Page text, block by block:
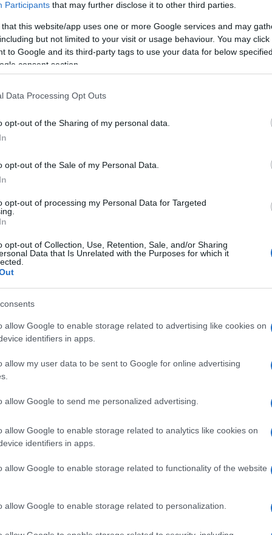
Participants that may further disclose it to other third parties.
that this website/app uses one or more Google services and may
but not limited to your visit or usage behaviour. You may
to Google and its third-party tags to use your data for below
consent section.
Data Processing Opt Outs
opt-out of the Sharing of my personal data.
opt-out of the Sale of my Personal Data.
opt-out of processing my Personal Data for Targeted
opt-out of Collection, Use, Retention, Sale, and/or Sharing
Data that Is Unrelated with the Purposes for which it
allow Google to enable storage related to advertising like cookies on
identifiers in apps.
allow my user data to be sent to Google for online advertising
allow Google to send me personalized advertising.
allow Google to enable storage related to analytics like cookies on
identifiers in apps.
allow Google to enable storage related to functionality of the website
allow Google to enable storage related to personalization.
Ευρωπαϊκής Ένωσης, Ελλάδα και
αξιώσεις.
το δημοσίευμα στοχεύει στην
και της Κύπρου στα πλούσια σε
και να σηματοδοτήσει ότι η
ανέφεραν οι πηγές.
Δίκαιο της Θάλασσας επιτρέπει στα
οικονομικές ζώνες έως και
αξιώσεις που απαιτούν διμερείς
τη σύμβαση.
ότι τα θαλάσσια σύνορά της
από τα οποία βρίσκονται κοντά
αντ’ αυτού ότι οι
από την ηπειρωτική χώρα.